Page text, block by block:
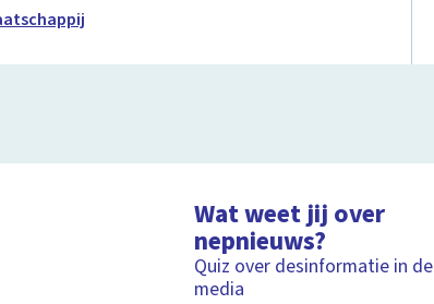
Wat weet jij over
nepnieuws?
Quiz over desinformatie in de
media